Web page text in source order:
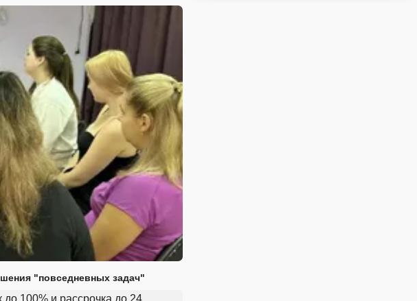
"повседневных задач"